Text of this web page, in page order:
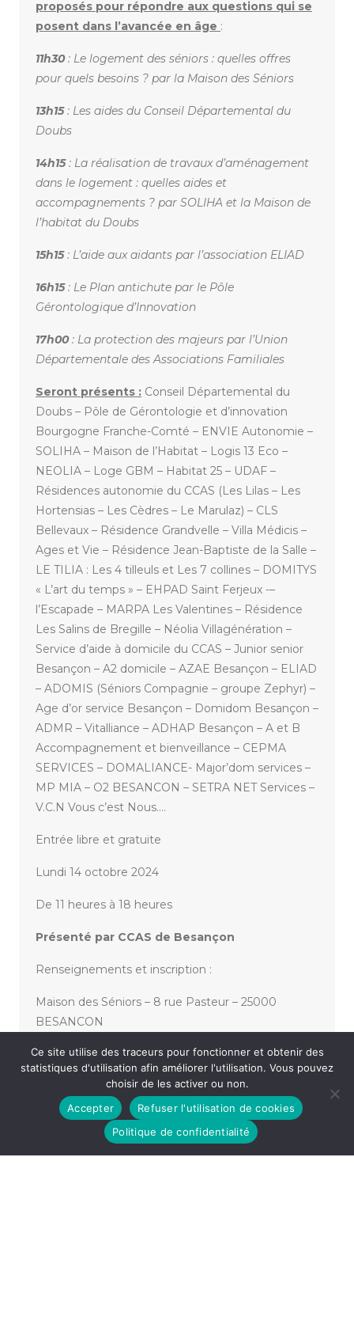
proposés pour répondre aux questions qui se
posent dans l’avancée en âge :
11h30: Le logement des séniors : quelles offres
pour quels besoins ? par la Maison des Séniors
13h15: Les aides du Conseil Départemental du
Doubs
14h15: La réalisation de travaux d’aménagement
dans le logement : quelles aides et
accompagnements ? par SOLIHA et la Maison de
l’habitat du Doubs
15h15: L’aide aux aidants par l’association ELIAD
16h15: Le Plan antichute par le Pôle
Gérontologique d’Innovation
17h00: La protection des majeurs par l’Union
Départementale des Associations Familiales
Seront présents : Conseil Départemental du
Doubs – Pôle de Gérontologie et d’innovation
Bourgogne Franche-Comté – ENVIE Autonomie –
SOLIHA – Maison de l’Habitat – Logis 13 Eco –
NEOLIA – Loge GBM – Habitat 25 – UDAF –
Résidences autonomie du CCAS (Les Lilas – Les
Hortensias – Les Cèdres – Le Marulaz) – CLS
Bellevaux – Résidence Grandvelle – Villa Médicis –
Ages et Vie – Résidence Jean-Baptiste de la Salle –
LE TILIA : Les 4 tilleuls et Les 7 collines – DOMITYS
« L’art du temps » – EHPAD Saint Ferjeux -–
l’Escapade – MARPA Les Valentines – Résidence
Les Salins de Bregille – Néolia Villagénération –
Service d’aide à domicile du CCAS – Junior senior
Besançon – A2 domicile – AZAE Besançon – ELIAD
– ADOMIS (Séniors Compagnie – groupe Zephyr) –
Age d’or service Besançon – Domidom Besançon –
ADMR – Vitalliance – ADHAP Besançon – A et B
Accompagnement et bienveillance – CEPMA
SERVICES – DOMALIANCE- Major’dom services –
MP MIA – O2 BESANCON – SETRA NET Services –
V.C.N Vous c’est Nous….
Entrée libre et gratuite
Lundi 14 octobre 2024
De 11 heures à 18 heures
Présenté par CCAS de Besançon
Renseignements et inscription :
Maison des Séniors – 8 rue Pasteur – 25000
BESANCON
Tel : 03.81.41.22.04
FESTIVAL DRÔLEMENT BIEN 2025 – LAURIE PERET
NOTRE DRÔLE HISTOIRE DE FRANCE
Ce site utilise des traceurs pour fonctionner et obtenir des
statistiques d'utilisation afin améliorer l'utilisation. Vous pouvez
choisir de les activer ou non.
Accepter
Refuser l'utilisation de cookies
Politique de confidentialité